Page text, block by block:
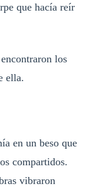
que hacía reír
los
ella.
en un beso que
compartidos.
vibraron